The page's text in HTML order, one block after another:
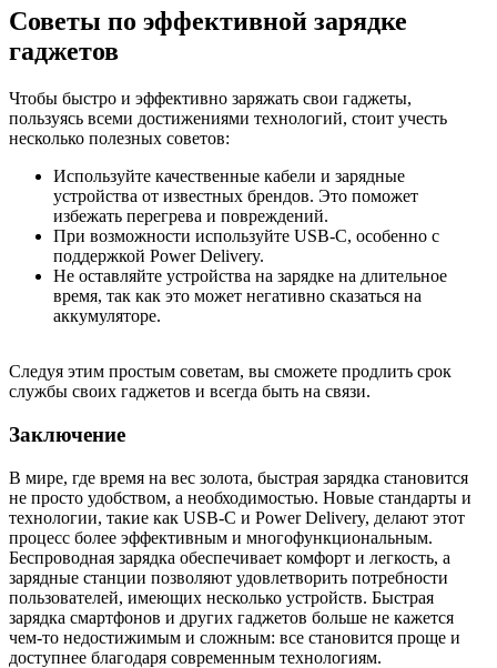
Советы по эффективной зарядке
гаджетов
Чтобы быстро и эффективно заряжать свои гаджеты,
пользуясь всеми достижениями технологий, стоит учесть
несколько полезных советов:
Используйте качественные кабели и зарядные
устройства от известных брендов. Это поможет
избежать перегрева и повреждений.
При возможности используйте USB-C, особенно с
поддержкой Power Delivery.
Не оставляйте устройства на зарядке на длительное
время, так как это может негативно сказаться на
аккумуляторе.
Следуя этим простым советам, вы сможете продлить срок
службы своих гаджетов и всегда быть на связи.
Заключение
В мире, где время на вес золота, быстрая зарядка становится
не просто удобством, а необходимостью. Новые стандарты и
технологии, такие как USB-C и Power Delivery, делают этот
процесс более эффективным и многофункциональным.
Беспроводная зарядка обеспечивает комфорт и легкость, а
зарядные станции позволяют удовлетворить потребности
пользователей, имеющих несколько устройств. Быстрая
зарядка смартфонов и других гаджетов больше не кажется
чем-то недостижимым и сложным: все становится проще и
доступнее благодаря современным технологиям.